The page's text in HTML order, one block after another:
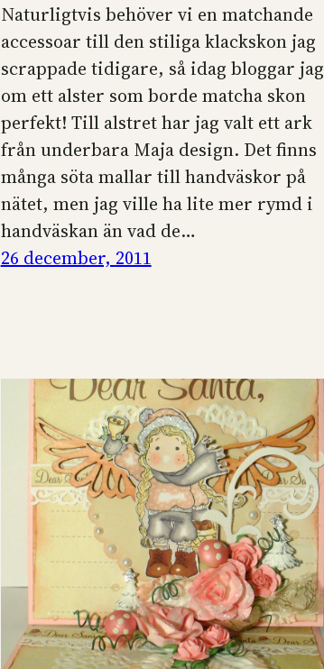
Naturligtvis behöver vi en matchande
accessoar till den stiliga klackskon jag
scrappade tidigare, så idag bloggar jag
om ett alster som borde matcha skon
perfekt! Till alstret har jag valt ett ark
från underbara Maja design. Det finns
många söta mallar till handväskor på
nätet, men jag ville ha lite mer rymd i
handväskan än vad de…
26 december, 2011